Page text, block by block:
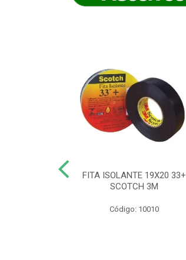
FITA ISOLANTE 19X20 33+
SCOTCH 3M
Código: 10010